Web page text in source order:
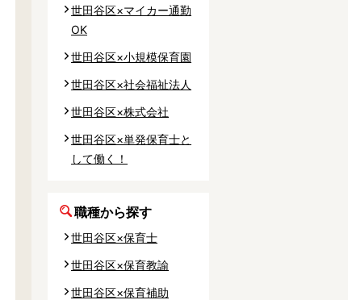
世田谷区×マイカー通勤
OK
世田谷区×小規模保育園
世田谷区×社会福祉法人
世田谷区×株式会社
世田谷区×単発保育士と
して働く！
職種から探す
世田谷区×保育士
世田谷区×保育教諭
世田谷区×保育補助